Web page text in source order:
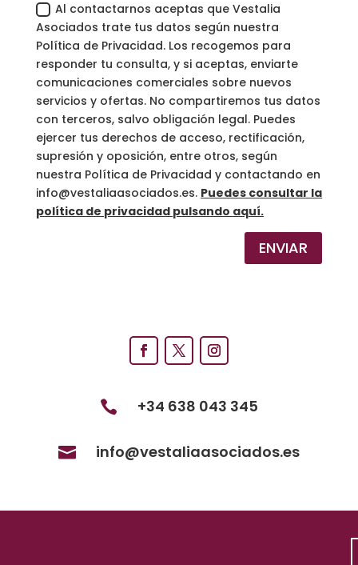
Al contactarnos aceptas que Vestalia
Asociados trate tus datos según nuestra
Política de Privacidad. Los recogemos para
responder tu consulta, y si aceptas, enviarte
comunicaciones comerciales sobre nuevos
servicios y ofertas. No compartiremos tus datos
con terceros, salvo obligación legal. Puedes
ejercer tus derechos de acceso, rectificación,
supresión y oposición, entre otros, según
nuestra Política de Privacidad y contactando en
info@vestaliaasociados.es. Puedes consultar la
política de privacidad pulsando aquí.
ENVIAR
 +34 638 043 345
 info@vestaliaasociados.es